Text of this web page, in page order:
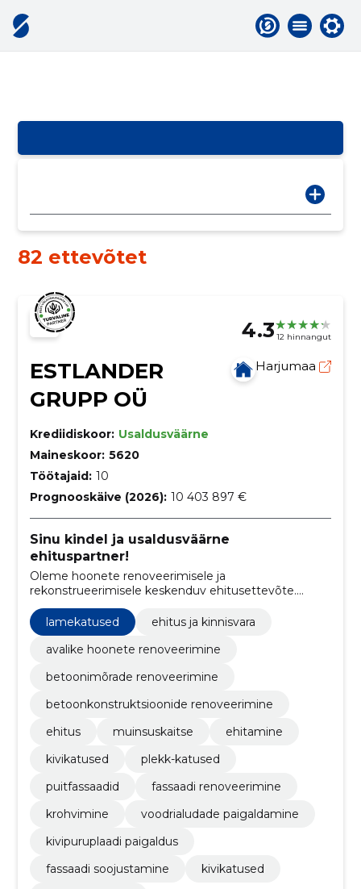
82 ettevõtet
4.3 12 hinnangut
ESTLANDER
GRUPP OÜ
Harjumaa
Krediidiskoor: Usaldusväärne
Maineskoor: 5620
Töötajaid: 10
Prognooskäive (2026): 10 403 897 €
Sinu kindel ja usaldusväärne
ehituspartner!
Oleme hoonete renoveerimisele ja
rekonstrueerimisele keskenduv ehitusettevõte.
Oleme renoveerinud või rekonstrueerinud üle 200
hoone.
lamekatused
ehitus ja kinnisvara
avalike hoonete renoveerimine
betoonimõrade renoveerimine
betoonkonstruktsioonide renoveerimine
ehitus
muinsuskaitse
ehitamine
kivikatused
plekk-katused
puitfassaadid
fassaadi renoveerimine
krohvimine
voodrialudade paigaldamine
kivipuruplaadi paigaldus
fassaadi soojustamine
kivikatused